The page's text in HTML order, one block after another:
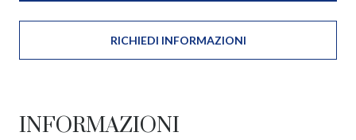
RICHIEDI INFORMAZIONI
INFORMAZIONI